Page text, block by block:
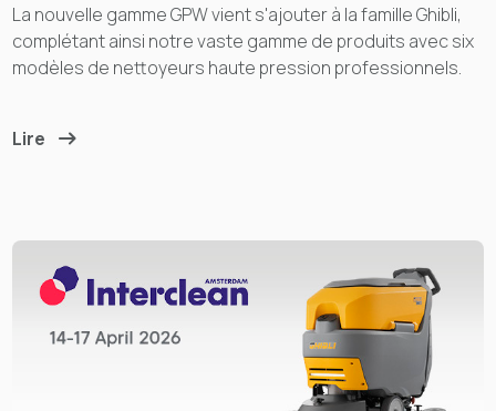
La nouvelle gamme GPW vient s'ajouter à la famille Ghibli,
complétant ainsi notre vaste gamme de produits avec six
modèles de nettoyeurs haute pression professionnels.
Lire